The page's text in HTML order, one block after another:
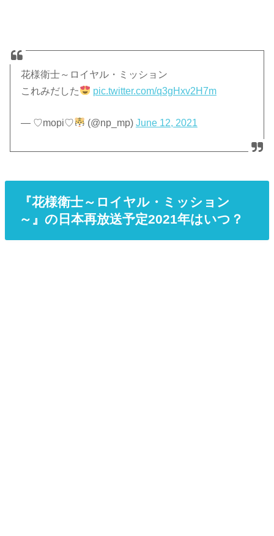
花様衛士～ロイヤル・ミッション
これみだした
pic.twitter.com/q3gHxv2H7m
— ♡mopi♡ (@np_mp) June 12, 2021
『花様衛士～ロイヤル・ミッション
～』の日本再放送予定2021年はいつ？